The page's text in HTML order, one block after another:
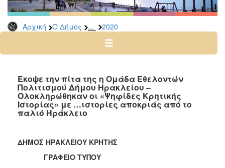
Αρχική Ο Δήμος ... 2020
Αρχείο
2026
2024
2022
2021
2020
2018
2017
Έκοψε την πίτα της η Ομάδα Εθελοντών
Πολιτισμού Δήμου Ηρακλείου –
Ολοκληρώθηκαν οι «Ψηφίδες Κρητικής
Ιστορίας» με …ιστορίες αποκριάς από το
παλιό Ηράκλειο
ΔΗΜΟΣ ΗΡΑΚΛΕΙΟΥ ΚΡΗΤΗΣ
ΓΡΑΦΕΙΟ ΤΥΠΟΥ